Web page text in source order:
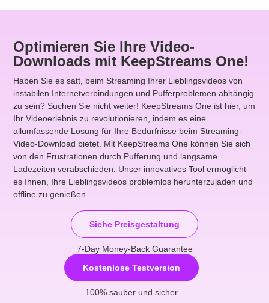
Optimieren Sie Ihre Video-
Downloads mit KeepStreams One!
Haben Sie es satt, beim Streaming Ihrer Lieblingsvideos von
instabilen Internetverbindungen und Pufferproblemen abhängig
zu sein? Suchen Sie nicht weiter! KeepStreams One ist hier, um
Ihr Videoerlebnis zu revolutionieren, indem es eine
allumfassende Lösung für Ihre Bedürfnisse beim Streaming-
Video-Download bietet. Mit KeepStreams One können Sie sich
von den Frustrationen durch Pufferung und langsame
Ladezeiten verabschieden. Unser innovatives Tool ermöglicht
es Ihnen, Ihre Lieblingsvideos problemlos herunterzuladen und
offline zu genießen.
Kostenlose Testversion
100% sauber und sicher
Siehe Preisgestaltung
7-Day Money-Back Guarantee